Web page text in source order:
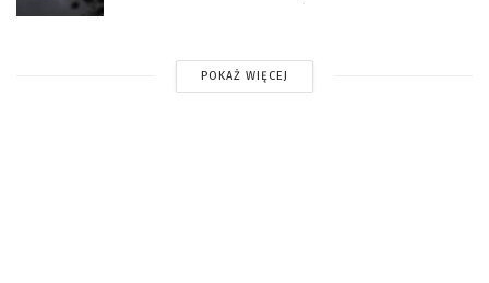
POKAŻ WIĘCEJ